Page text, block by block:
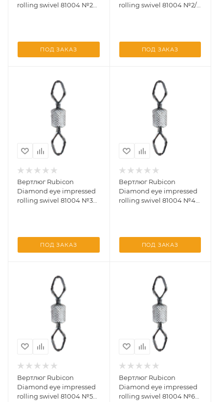
rolling swivel 81004 №2
ПОД ЗАКАЗ
rolling swivel 81004 №2/0
ПОД ЗАКАЗ
Вертлюг Rubicon
Diamond eye impressed
rolling swivel 81004 №3
ПОД ЗАКАЗ
Вертлюг Rubicon
Diamond eye impressed
rolling swivel 81004 №4
ПОД ЗАКАЗ
Вертлюг Rubicon
Diamond eye impressed
rolling swivel 81004 №5
Вертлюг Rubicon
Diamond eye impressed
rolling swivel 81004 №6